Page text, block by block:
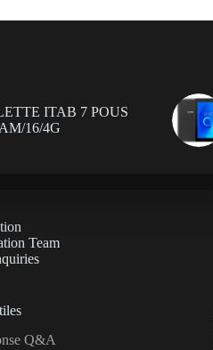
ITAB 7 POUS
16/4G
Team
Q&A